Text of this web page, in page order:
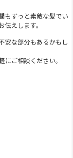
もずっと素敵な髪でい
えします。
安な部分もあるかもし
ご相談ください。